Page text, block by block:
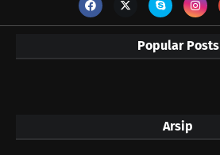
Popular Posts
Arsip